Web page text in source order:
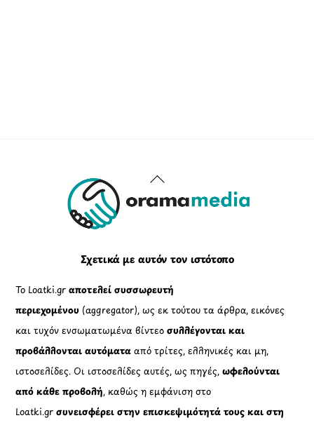
Back
To
Σχετικά με αυτόν τον ιστότοπο
Το Loatki.grαποτελεί συσσωρευτή
περιεχομένου (aggregator), ως εκ τούτου τα άρθρα, εικόνες
και τυχόν ενσωματωμένα βίντεοσυλλέγονται και
προβάλλονται αυτόματααπό τρίτες, ελληνικές και μη,
ιστοσελίδες. Οι ιστοσελίδες αυτές, ως πηγές,ωφελούνται
από κάθε προβολή, καθώς η εμφάνιση στο
Loatki.gr συνεισφέρει στην επισκεψιμότητά τους και στη